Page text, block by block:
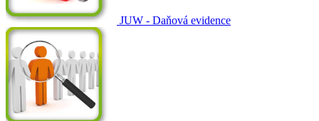
JUW - Daňová evidence